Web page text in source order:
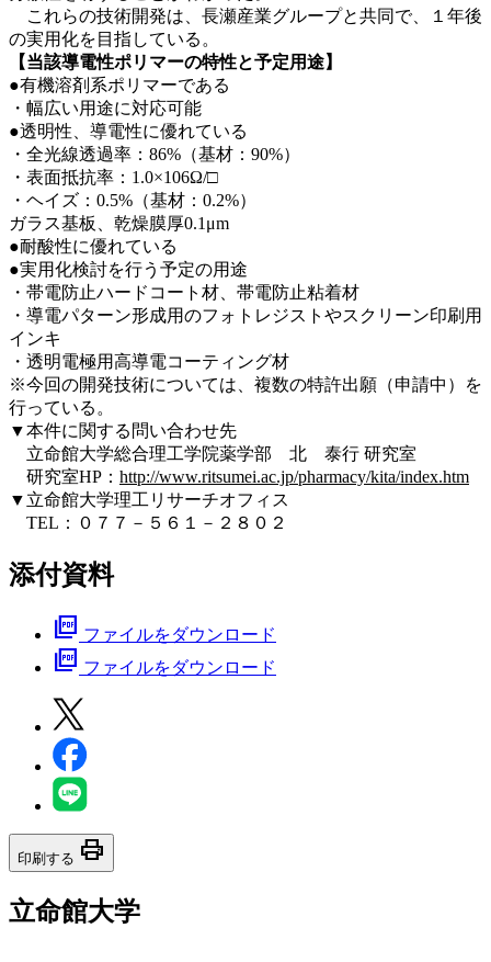
これらの技術開発は、長瀬産業グループと共同で、１年後
の実用化を目指している。
【当該導電性ポリマーの特性と予定用途】
●有機溶剤系ポリマーである
・幅広い用途に対応可能
●透明性、導電性に優れている
・全光線透過率：86%（基材：90%）
・表面抵抗率：1.0×106Ω/□
・ヘイズ：0.5%（基材：0.2%）
ガラス基板、乾燥膜厚0.1μm
●耐酸性に優れている
●実用化検討を行う予定の用途
・帯電防止ハードコート材、帯電防止粘着材
・導電パターン形成用のフォトレジストやスクリーン印刷用
インキ
・透明電極用高導電コーティング材
※今回の開発技術については、複数の特許出願（申請中）を
行っている。
▼本件に関する問い合わせ先
立命館大学総合理工学院薬学部 北 泰行 研究室
研究室HP： http://www.ritsumei.ac.jp/pharmacy/kita/index.htm
▼立命館大学理工リサーチオフィス
TEL：０７７－５６１－２８０２
添付資料
picture_as_pdf ファイルをダウンロード
picture_as_pdf ファイルをダウンロード
印刷する print
立命館大学